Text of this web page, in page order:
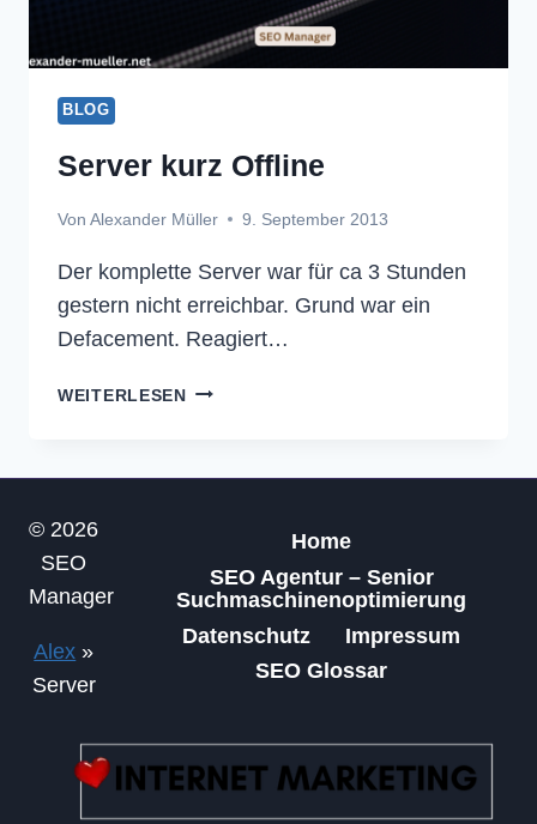
BLOG
Server kurz Offline
Von Alexander Müller 9. September 2013
Der komplette Server war für ca 3 Stunden
gestern nicht erreichbar. Grund war ein
Defacement. Reagiert…
WEITERLESENSERVER
© 2026
SEO
Manager
Alex »
Server
Home
SEO Agentur – Senior
Suchmaschinenoptimierung
Datenschutz
Impressum
SEO Glossar